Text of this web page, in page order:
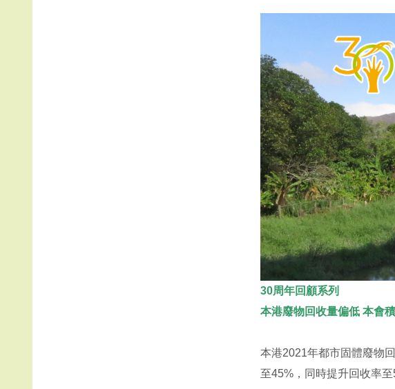
30周年回顧系列
本港廢物回收量偏低 本會
本港2021年都市固體廢物
至45%，同時提升回收率